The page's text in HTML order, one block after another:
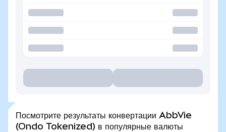
Посмотрите результаты конвертации AbbVie
(Ondo Tokenized) в популярные валюты